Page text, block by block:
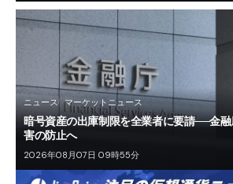
ニュース マーケットニュース
暗号資産の出庫制限を全業者に要請──金
害の防止へ
2026年08月07日 09時55分